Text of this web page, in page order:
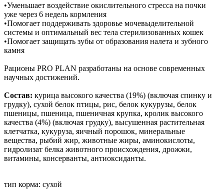
•Уменьшает воздействие окислительного стресса на почки
уже через 6 недель кормления
•Помогает поддерживать здоровье мочевыделительной
системы и оптимальный вес тела стерилизованных кошек
•Помогает защищать зубы от образования налета и зубного
камня
Рационы PRO PLAN разработаны на основе современных
научных достижений.
Состав: курица высокого качества (19%) (включая спинку и
грудку), сухой белок птицы, рис, белок кукурузы, белок
пшеницы, пшеница, пшеничная крупка, кролик высокого
качества (4%) (включая грудку), высушенная растительная
клетчатка, кукуруза, яичный порошок, минеральные
вещества, рыбий жир, животные жиры, аминокислоты,
гидролизат белка животного происхождения, дрожжи,
витамины, консерванты, антиоксиданты.
тип корма: сухой